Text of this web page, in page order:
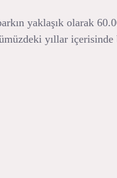
yaklaşık olarak
yıllar içerisinde